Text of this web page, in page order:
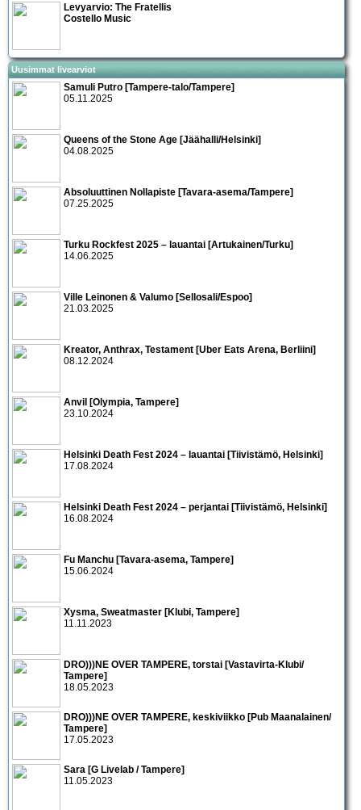
Levyarvio: The Fratellis
Costello Music
Uusimmat livearviot
Samuli Putro [Tampere-talo/Tampere]
05.11.2025
Queens of the Stone Age [Jäähalli/Helsinki]
04.08.2025
Absoluuttinen Nollapiste [Tavara-asema/Tampere]
07.25.2025
Turku Rockfest 2025 – lauantai [Artukainen/Turku]
14.06.2025
Ville Leinonen & Valumo [Sellosali/Espoo]
21.03.2025
Kreator, Anthrax, Testament [Uber Eats Arena, Berliini]
08.12.2024
Anvil [Olympia, Tampere]
23.10.2024
Helsinki Death Fest 2024 – lauantai [Tiivistämö, Helsinki]
17.08.2024
Helsinki Death Fest 2024 – perjantai [Tiivistämö, Helsinki]
16.08.2024
Fu Manchu [Tavara-asema, Tampere]
15.06.2024
Xysma, Sweatmaster [Klubi, Tampere]
11.11.2023
DRO)))NE OVER TAMPERE, torstai [Vastavirta-Klubi/
Tampere]
18.05.2023
DRO)))NE OVER TAMPERE, keskiviikko [Pub Maanalainen/
Tampere]
17.05.2023
Sara [G Livelab / Tampere]
11.05.2023